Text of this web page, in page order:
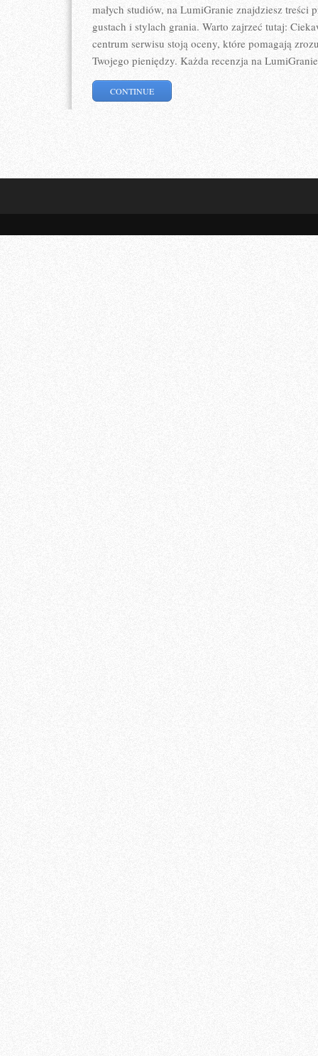
małych studiów, na LumiGranie znajdziesz treści
gustach i stylach grania. Warto zajrzeć tutaj:
centrum serwisu stoją oceny, które pomagają
Twojego pieniędzy. Każda recenzja na
CONTINUE